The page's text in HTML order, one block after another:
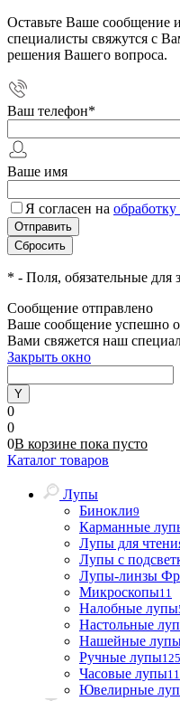
Оставьте Ваше сообщение
специалисты свяжутся с
решения Вашего вопроса.
Ваш телефон*
Ваше имя
Я согласен на
* - Поля, обязательные для
Сообщение отправлено
Ваше сообщение успешно
Вами свяжется наш
Закрыть окно
0
0
0В корзине пока пусто
Каталог товаров
Лупы
Бинокли9
Карманные
Лупы для
Лупы с
Лупы-линзы
Микроскопы11
Налобные лупы
Настольные
Нашейные
Ручные лупы125
Часовые лупы11
Ювелирные